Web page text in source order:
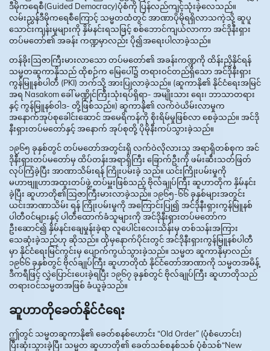
ဒီမိုကရေစီ(Guided Democracy)ပုံစံကို ပြန်လည်ကျင့်သုံးခဲ့လေသည်။
လမ်းညွှန်ဒီမိုကရေစီကြောင့် သမ္မတထံတွင် အာဏာပိုမိုရရှိလာသကဲ့သို့ ဆူပူ
သောင်းကျန်းမှုများကို နှိမ်နင်းရသဖြင့် စစ်ဘောင်ကျယ်လာကာ အင်ဒိုနီးရှား
တပ်မတော်၏ အခန်း ကဏ္ဍမှာလည်း ပို၍အရေးပါလာခဲ့သည်။
တန်ခိုးဩဇာကြီးမားလာသော တပ်မတော်၏ အခန်းကဏ္ဍကို ထိန်းညှိနိုင်ရန်
သမ္မတဆူကာနိုသည် ထိုစဉ်က မြေပေါ်၌ တရားဝင်တည်ရှိသော အင်ဒိုနီးရှား
ကွန်မြူနစ်ပါတီ (PKI) ဘက်သို့ အားပြုလာခဲ့သည်။ (ဆူကာနို၏ နိုင်ငံရေးအမြင်
အရ Nasakom ခေါ် မဏ္ဍိုင်ကြီးသုံးရပ်ရှိရာ- အမျိုးသား ရေး၊ ဘာသာတရား
နှင့် ကွန်မြူနစ်ဝါဒ- တို့ဖြစ်သည်။) ဆူကာနို၏ လက်ဝဲယိမ်းလာမှုက
အနောက်အုပ်စုခေါင်းဆောင် အမေရိကန်ကို စိုးရိမ်မှုဖြစ်လာ စေခဲ့သည်။ အင်ဒို
နီးရှားတပ်မတော်နှင့် အနောက် အုပ်စုတို့ ပိုမိုနီးကပ်သွားခဲ့သည်။
၁၉၆၅ ခုနှစ်တွင် တပ်မတော်အတွင်းရှိ လက်ဝဲလိုလားသူ အရာရှိတစ်စုက အင်
ဒိုနီးရှားတပ်မတော်မှ ထိပ်တန်းအရာရှိကြီး ခြောက်ဦးကို ဖမ်းဆီးသတ်ဖြတ်
လုပ်ကြံခဲ့ပြီး အာဏာသိမ်းရန် ကြိုးပမ်းခဲ့ သည်။ ယင်းကြိုးပမ်းမှုကို
မဟာဗျူဟာအထူးတပ်ဖွဲ့ တပ်မှူးဖြစ်သည့် ဗိုလ်ချုပ်ကြီး ဆူဟာတိုက နှိမ်နင်း
ခဲ့ပြီး ဆူဟာတို၏ဩဇာကြီးမားလာခဲ့သည်။ ၁၉၆၅-၆၆ ခုနှစ်များအတွင်း
ယင်းအာဏာသိမ်း ရန် ကြိုးပမ်းမှုကို အကြောင်းပြု၍ အင်ဒိုနီးရှားကွန်မြူနစ်
ပါတီဝင်များနှင့် ပါတီထောက်ခံသူများကို အင်ဒိုနီးရှားတပ်မတော်က
ဦးဆောင်၍ နှိမ်နင်းချေမှုန်းခဲ့ရာ လူပေါင်းလေးသိန်းမှ တစ်သန်းအကြား
သေဆုံးခဲ့သည်ဟု ဆိုသည်။ ထိုမှနောက်ပိုင်းတွင် အင်ဒိုနီးရှားကွန်မြူနစ်ပါတီ
မှာ နိုင်ငံရေးမြင်ကွင်းမှ ပျောက်ကွယ်သွားခဲ့သည်။ သမ္မတ ဆူကာနိုမှာလည်း
၁၉၆၆ ခုနှစ်တွင် ဗိုလ်ချုပ်ကြီး ဆူဟာတိုထံ နိုင်ငံတော်အာဏာကို သမ္မတအမိန့်
ဒီကရီဖြင့် လွှဲပြောင်းပေးခဲ့ရပြီး ၁၉၆၇ ခုနှစ်တွင် ဗိုလ်ချုပ်ကြီး ဆူဟာတိုသည်
တရားဝင်သမ္မတအဖြစ် ခံယူခဲ့သည်။
ဆူဟာတိုခေတ်နိုင်ငံရေး
ဤတွင် သမ္မတဆူကာနို၏ ခေတ်စနစ်ဟောင်း “Old Order” (ပုံစံဟောင်း)
ပြီးဆုံးသွားခဲ့ပြီး သမ္မတ ဆူဟာတို၏ ခေတ်သစ်စနစ်သစ် ပုံစံသစ်“New